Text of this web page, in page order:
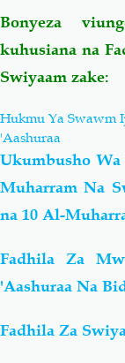
Bonyeza
kuhusiana na
Swiyaam zake:
Hukmu Ya Swawm
'Aashuraa
Ukumbusho
Muharram Na
na 10 Al-
Fadhila Za
'Aashuraa Na
Fadhila Za